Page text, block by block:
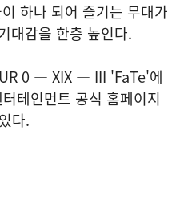
하나 되어 즐기는 무대가
대감을 한층 높인다.
0 — XIX — III 'FaTe'에
테인먼트 공식 홈페이지
다.